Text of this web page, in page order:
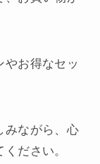
やお得なセッ
みながら、心
ださい。